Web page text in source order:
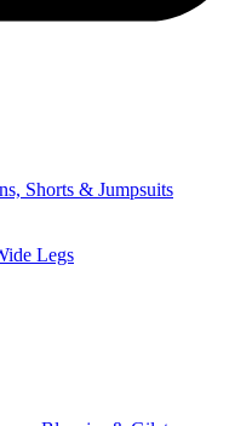
Shorts & Jumpsuits
Legs